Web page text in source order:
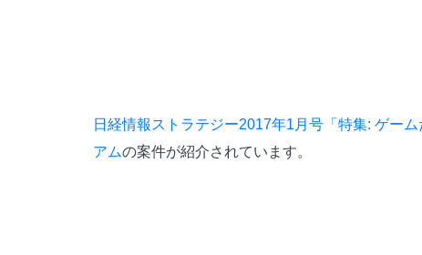
日経情報ストラテジー2017年1月号「特集: ゲー
アムの案件が紹介されています。